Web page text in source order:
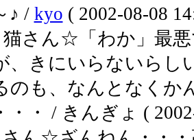
♪ / kyo ( 2002-08-08
さん☆「わか」最
、きにいらないらし
のも、なんとなくか
・・ / きんぎょ (